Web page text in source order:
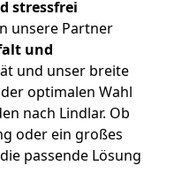
stressfrei
unsere Partner
und
und unser breite
optimalen Wahl
nach Lindlar. Ob
oder ein großes
passende Lösung